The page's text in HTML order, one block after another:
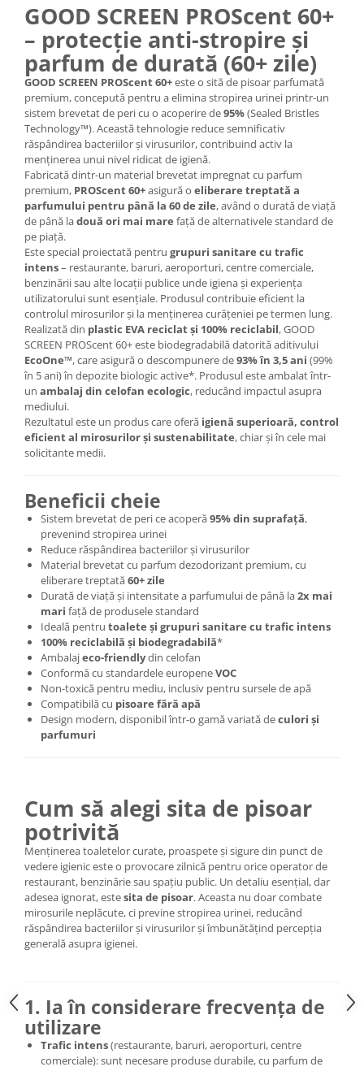
GOOD SCREEN PROScent 60+
– protecție anti-stropire și
parfum de durată (60+ zile)
GOOD SCREEN PROScent 60+este o sită de pisoar parfumată
premium, concepută pentru a elimina stropirea urinei printr-un
sistem brevetat de peri cu o acoperire de95%(Sealed Bristles
Technology™). Această tehnologie reduce semnificativ
răspândirea bacteriilor și virusurilor, contribuind activ la
menținerea unui nivel ridicat de igienă.
Fabricată dintr-un material brevetat impregnat cu parfum
premium, PROScent 60+asigură o eliberare treptată a
parfumului pentru până la 60 de zile, având o durată de viață
de până ladouă ori mai mare față de alternativele standard de
pe piață.
Este special proiectată pentru grupuri sanitare cu trafic
intens– restaurante, baruri, aeroporturi, centre comerciale,
benzinării sau alte locații publice unde igiena și experiența
utilizatorului sunt esențiale. Produsul contribuie eficient la
controlul mirosurilor și la menținerea curățeniei pe termen lung.
Realizată din plastic EVA reciclat și 100% reciclabil, GOOD
SCREEN PROScent 60+ este biodegradabilă datorită aditivului
EcoOne™, care asigură o descompunere de93% în 3,5 ani (99%
în 5 ani) în depozite biologic active*. Produsul este ambalat într-
un ambalaj din celofan ecologic, reducând impactul asupra
mediului.
Rezultatul este un produs care oferă igienă superioară, control
eficient al mirosurilor și sustenabilitate, chiar și în cele mai
solicitante medii.
Beneficii cheie
Sistem brevetat de peri ce acoperă95% din suprafață,
prevenind stropirea urinei
Reduce răspândirea bacteriilor și virusurilor
Material brevetat cu parfum dezodorizant premium, cu
eliberare treptată60+ zile
Durată de viață și intensitate a parfumului de până la2x mai
mari față de produsele standard
Ideală pentru toalete și grupuri sanitare cu trafic intens
100% reciclabilă și biodegradabilă*
Ambalajeco-friendlydin celofan
Conformă cu standardele europeneVOC
Non-toxică pentru mediu, inclusiv pentru sursele de apă
Compatibilă cu pisoare fără apă
Design modern, disponibil într-o gamă variată deculori și
parfumuri
Cum să alegi sita de pisoar
potrivită
Menținerea toaletelor curate, proaspete și sigure din punct de
vedere igienic este o provocare zilnică pentru orice operator de
restaurant, benzinărie sau spațiu public. Un detaliu esențial, dar
adesea ignorat, estesita de pisoar. Aceasta nu doar combate
mirosurile neplăcute, ci previne stropirea urinei, reducând
răspândirea bacteriilor și virusurilor și îmbunătățind percepția
generală asupra igienei.
1. Ia în considerare frecvența de
utilizare
Trafic intens(restaurante, baruri, aeroporturi, centre
comerciale): sunt necesare produse durabile, cu parfum de